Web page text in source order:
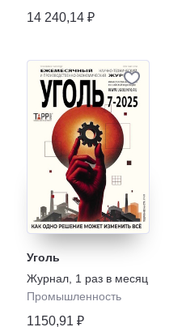
14 240,14 ₽
Уголь
Журнал 1 раз в месяц
Промышленность
1150,91 ₽